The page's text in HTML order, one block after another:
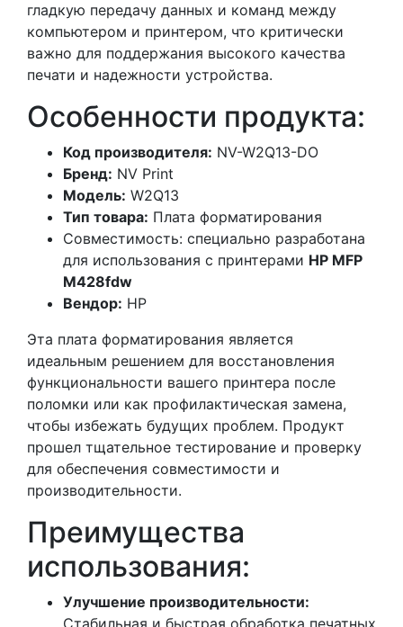
гладкую передачу данных и команд между
компьютером и принтером, что критически
важно для поддержания высокого качества
печати и надежности устройства.
Особенности продукта:
Код производителя: NV-W2Q13-DO
Бренд: NV Print
Модель: W2Q13
Тип товара: Плата форматирования
Совместимость: специально разработана
для использования с принтерами HP MFP
M428fdw
Вендор: HP
Эта плата форматирования является
идеальным решением для восстановления
функциональности вашего принтера после
поломки или как профилактическая замена,
чтобы избежать будущих проблем. Продукт
прошел тщательное тестирование и проверку
для обеспечения совместимости и
производительности.
Преимущества
использования:
Улучшение производительности: